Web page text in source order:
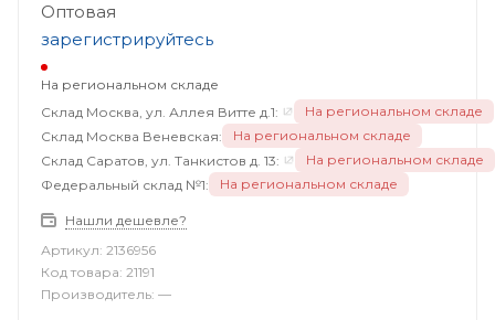
Оптовая
зарегистрируйтесь
На региональном складе
Склад Москва, ул. Аллея Витте д.1:
На региональном складе
Склад Москва Веневская:
На региональном складе
Склад Саратов, ул. Танкистов д. 13:
На региональном складе
Федеральный склад №1:
На региональном складе
Нашли дешевле?
Артикул: 2136956
Код товара: 21191
Производитель: —